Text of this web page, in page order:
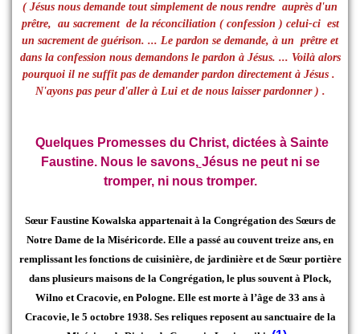
( Jésus nous demande tout simplement de nous rendre auprès d'un
prêtre, au sacrement de la réconciliation ( confession ) celui-ci est
un sacrement de guérison. ... Le pardon se demande, à un prêtre et
dans la confession nous demandons le pardon à Jésus. ... Voilà alors
pourquoi il ne suffit pas de demander pardon directement à Jésus .
N'ayons pas peur d'aller à Lui et de nous laisser pardonner ) .
Quelques Promesses du Christ, dictées à Sainte
Faustine. Nous le savons, Jésus ne peut ni se
tromper, ni nous tromper.
Sœur Faustine Kowalska appartenait à la Congrégation des Sœurs de
Notre Dame de la Miséricorde. Elle a passé au couvent treize ans, en
remplissant les fonctions de cuisinière, de jardinière et de Sœur portière
dans plusieurs maisons de la Congrégation, le plus souvent à Plock,
Wilno et Cracovie, en Pologne. Elle est morte à l’âge de 33 ans à
Cracovie, le 5 octobre 1938. Ses reliques reposent au sanctuaire de la